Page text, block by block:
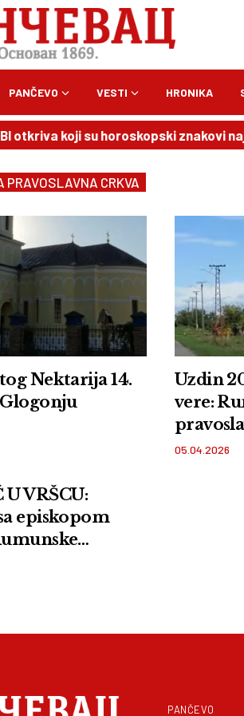
PANČEVO VESTI HRONIKA
otkriva koji su horoskopski znakovi
PRAVOSLAVNA CRKVA
Nektarija 14.
Uzdin
vere:
hram
05.04.2026
VRŠCU:
episkopom
crkve
PANČEVO